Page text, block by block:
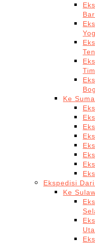
Ke
Ekspedisi
Ke